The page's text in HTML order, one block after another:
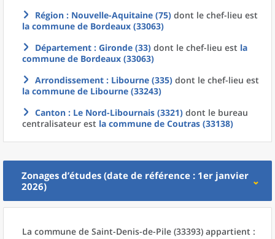
Région : Nouvelle-Aquitaine (75) dont le chef-lieu est
la commune de Bordeaux (33063)
Département : Gironde (33) dont le chef-lieu est la
commune de Bordeaux (33063)
Arrondissement : Libourne (335) dont le chef-lieu est
la commune de Libourne (33243)
Canton : Le Nord-Libournais (3321) dont le bureau
centralisateur est la commune de Coutras (33138)
Zonages d’études (date de référence : 1er janvier
2026)
La commune de Saint-Denis-de-Pile (33393) appartient :